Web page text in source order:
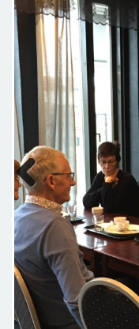
Previous